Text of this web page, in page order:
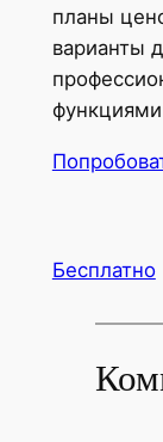
планы
варианты
Бесплатно